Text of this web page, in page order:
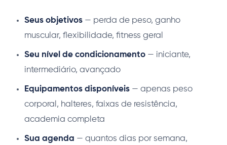
Seus objetivos — perda de peso, ganho
muscular, flexibilidade, fitness geral
Seu nível de condicionamento — iniciante,
intermediário, avançado
Equipamentos disponíveis — apenas peso
corporal, halteres, faixas de resistência,
academia completa
Sua agenda — quantos dias por semana,